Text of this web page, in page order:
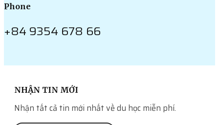
Phone
+84 9354 678 66
NHẬN TIN MỚI
Nhận tất cả tin mới nhất về du học miễn phí.